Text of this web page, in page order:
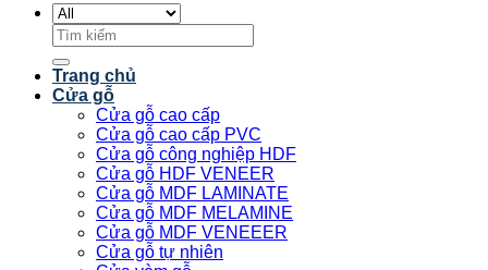
Tìm
kiếm:
Trang chủ
Cửa gỗ
Cửa gỗ cao cấp
Cửa gỗ cao cấp PVC
Cửa gỗ công nghiệp HDF
Cửa gỗ HDF VENEER
Cửa gỗ MDF LAMINATE
Cửa gỗ MDF MELAMINE
Cửa gỗ MDF VENEEER
Cửa gỗ tự nhiên